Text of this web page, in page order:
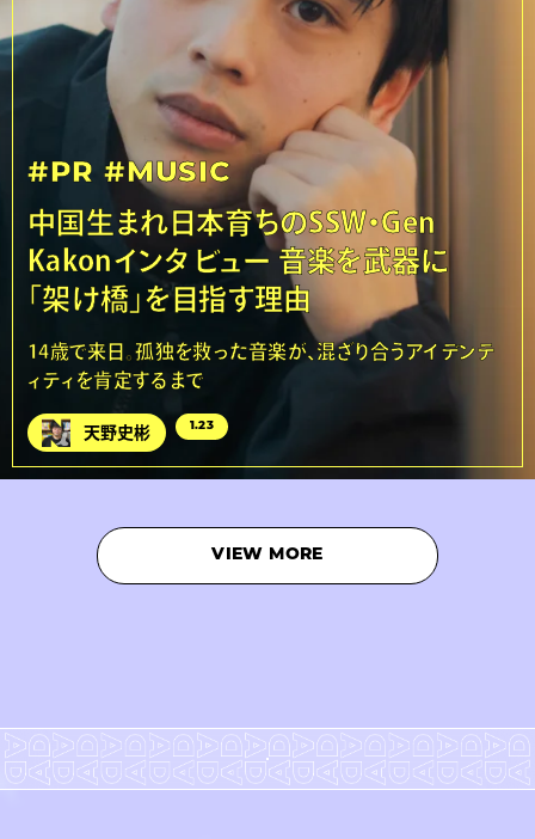
#PR #MUSIC
中国生まれ日本育ちのSSW・Gen
Kakonインタビュー 音楽を武器に
「架け橋」を目指す理由
14歳で来日。孤独を救った音楽が、混ざり合うアイデンテ
ィティを肯定するまで
天野史彬 1.23
VIEW MORE